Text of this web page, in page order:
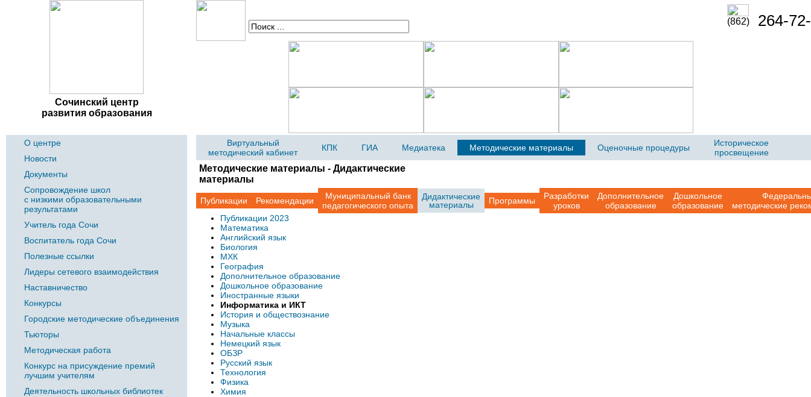
Сочинский центр
развития образования
О центре
Новости
Документы
Сопровождение школ
с низкими образовательными
результатами
Учитель года Сочи
Воспитатель года Сочи
Полезные ссылки
Лидеры сетевого взаимодействия
Наставничество
Конкурсы
Городские методические объединения
Тьюторы
Методическая работа
Конкурс на присуждение премий
лучшим учителям
Деятельность школьных библиотек
(862) 264-
Виртуальный
методический кабинет
КПК ГИА Медиатека Методические материалы Оценочные процедуры
Историческое
просвещение
Методические материалы - Дидактические
материалы
Публикации Рекомендации
Муниципальный банк
педагогического опыта
Дидактические
материалы
Программы
Разработки
уроков
Дополнительное
образование
Дошкольное
образование
методические
Публикации 2023
Математика
Английский язык
Биология
МХК
География
Дополнительное образование
Дошкольное образование
Иностранные языки
Информатика и ИКТ
История и обществознание
Музыка
Начальные классы
Немецкий язык
ОБЗР
Русский язык
Технология
Физика
Химия